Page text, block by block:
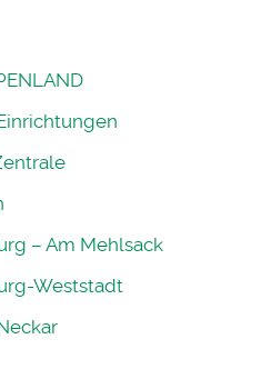
– Am Mehlsack
Weststadt